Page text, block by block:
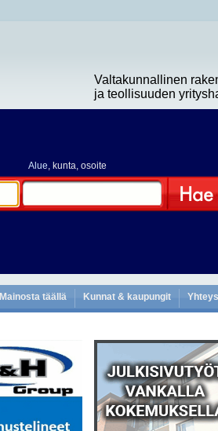
Valtakunnallinen
ja teollisuuden
Alue, kunta, osoite
Mainosta täällä Kunnat & kaupungit